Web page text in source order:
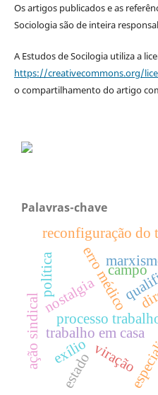
Os artigos publicados e as
Sociologia são de inteira
A Estudos de Socilogia utiliza a
https://creativecommons.org/
o compartilhamento do artigo
Palavras-chave
erro médico
processo
trabalho em casa
reconfiguração do
viração
ação sindical
campo
nostalgia
exílio
política
estado